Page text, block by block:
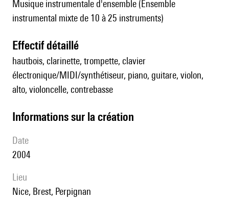
Musique instrumentale d'ensemble (Ensemble
instrumental mixte de 10 à 25 instruments)
effectif détaillé
hautbois, clarinette, trompette, clavier
électronique/MIDI/synthétiseur, piano, guitare, violon,
alto, violoncelle, contrebasse
informations sur la création
date
2004
lieu
Nice, Brest, Perpignan